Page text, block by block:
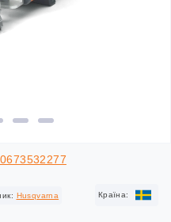
Husqvarna Країна: